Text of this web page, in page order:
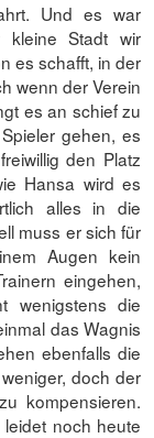
Und es war
kleine Stadt wir
es schafft, in der
wenn der Verein
es an schief zu
gehen, es
den Platz
Hansa wird es
alles in die
muss er sich für
Augen kein
eingehen,
wenigstens die
das Wagnis
ebenfalls die
doch der
kompensieren.
noch heute